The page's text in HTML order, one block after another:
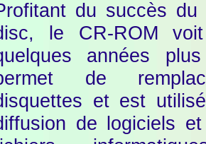
du succès du
le CR-ROM
années
de
et est
de logiciels